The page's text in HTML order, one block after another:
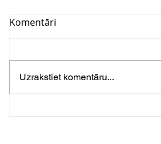
DAGAMBA un Aija
Komentāri
Uzrakstiet komentāru...